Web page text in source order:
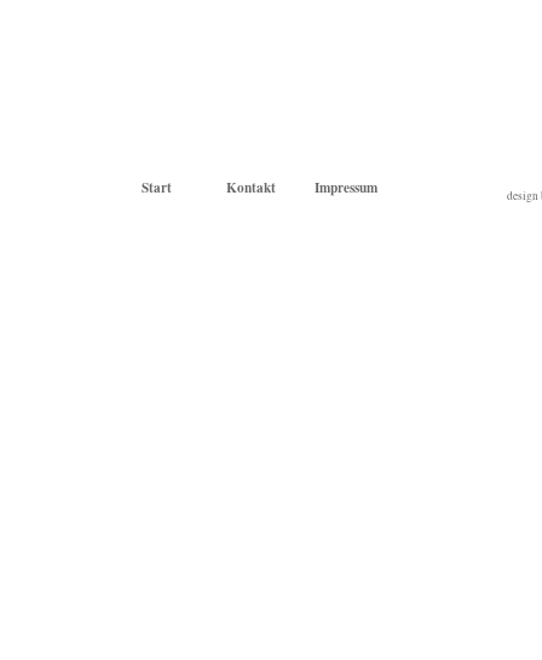
Start Kontakt Impressum design